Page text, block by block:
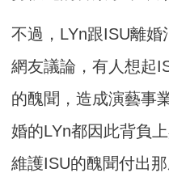
不過，LYn跟ISU離
網友議論，有人想起
的醜聞，造成演藝事
婚的LYn都因此背負
維護ISU的醜聞付出